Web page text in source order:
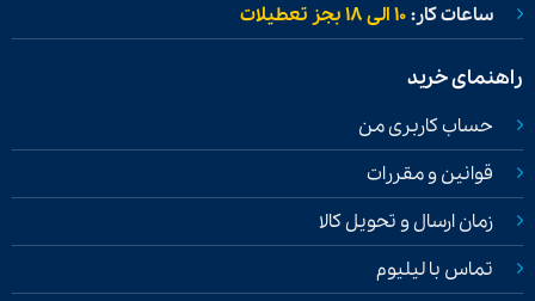
ساعات کار:۱۰ الی ۱۸ بجز تعطیلات
راهنمای خرید
حساب کاربری من
قوانین و مقررات
زمان ارسال و تحویل کالا
تماس با لیلیوم